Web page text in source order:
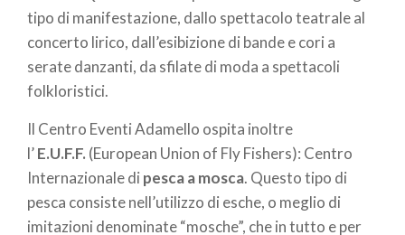
tipo di manifestazione, dallo spettacolo teatrale al
concerto lirico, dall’esibizione di bande e cori a
serate danzanti, da sfilate di moda a spettacoli
folkloristici.
Il Centro Eventi Adamello ospita inoltre
l’E.U.F.F. (European Union of Fly Fishers): Centro
Internazionale di pesca a mosca. Questo tipo di
pesca consiste nell’utilizzo di esche, o meglio di
imitazioni denominate “mosche”, che in tutto e per